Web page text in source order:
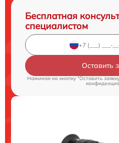
Бесплатная
специалистом
Оставить
Нажимая на кнопку "Оставить